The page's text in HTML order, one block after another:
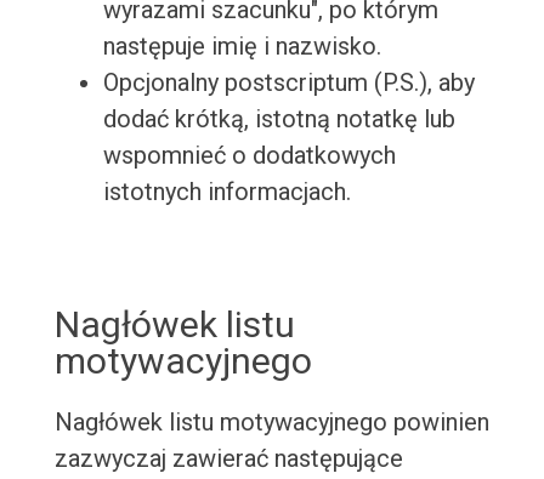
wyrazami szacunku", po którym
następuje imię i nazwisko.
Opcjonalny postscriptum (P.S.), aby
dodać krótką, istotną notatkę lub
wspomnieć o dodatkowych
istotnych informacjach.
Nagłówek listu
motywacyjnego
Nagłówek listu motywacyjnego powinien
zazwyczaj zawierać następujące